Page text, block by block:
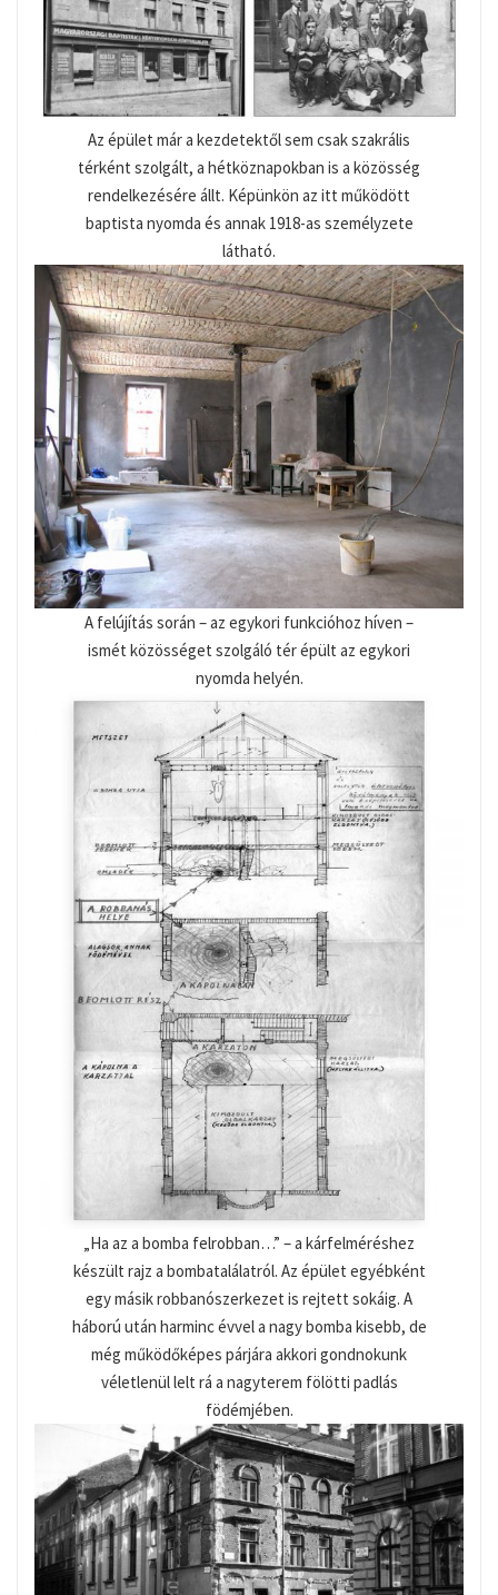
Az épület már a kezdetektől sem csak szakrális
térként szolgált, a hétköznapokban is a közösség
rendelkezésére állt. Képünkön az itt működött
baptista nyomda és annak 1918-as személyzete
látható.
A felújítás során – az egykori funkcióhoz híven –
ismét közösséget szolgáló tér épült az egykori
nyomda helyén.
„Ha az a bomba felrobban…” – a kárfelméréshez
készült rajz a bombatalálatról. Az épület egyébként
egy másik robbanószerkezet is rejtett sokáig. A
háború után harminc évvel a nagy bomba kisebb, de
még működőképes párjára akkori gondnokunk
véletlenül lelt rá a nagyterem fölötti padlás
födémjében.